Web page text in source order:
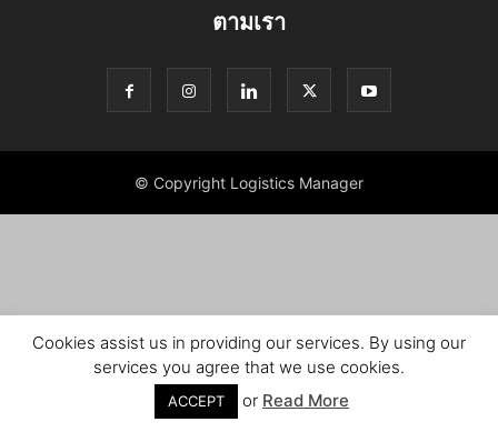
ตามเรา
© Copyright Logistics Manager
Cookies assist us in providing our services. By using our
services you agree that we use cookies.
ACCEPT or Read More